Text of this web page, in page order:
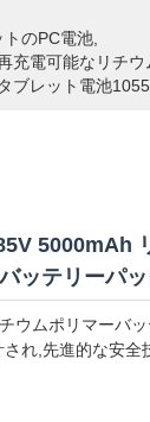
のPC電池
充電可能なリチウ
ブレット電池
5000mAh
ッテリーパッ
ウムポリマーバ
され,先進的な安